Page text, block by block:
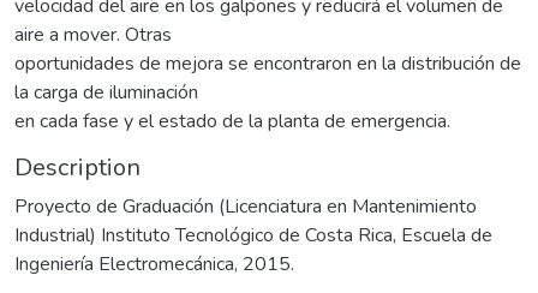
velocidad del aire en los galpones y reducirá el volumen de
aire a mover. Otras
oportunidades de mejora se encontraron en la distribución de
la carga de iluminación
en cada fase y el estado de la planta de emergencia.
Description
Proyecto de Graduación (Licenciatura en Mantenimiento
Industrial) Instituto Tecnológico de Costa Rica, Escuela de
Ingeniería Electromecánica, 2015.